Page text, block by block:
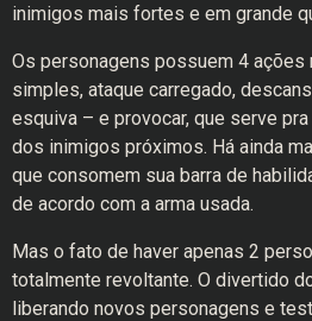
inimigos mais fortes e em grande
Os personagens possuem 4 ações
simples, ataque carregado,
esquiva – e provocar, que serve
dos inimigos próximos. Há ainda
que consomem sua barra de
de acordo com a arma usada.
Mas o fato de haver apenas 2
totalmente revoltante. O divertido
liberando novos personagens e